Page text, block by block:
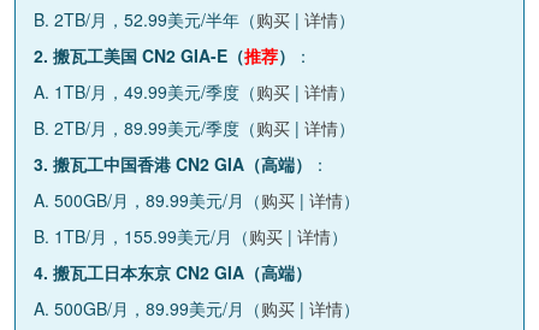
B. 2TB/月，52.99美元/半年（购买 | 详情）
2. 搬瓦工美国 CN2 GIA-E（推荐）
：
A. 1TB/月，49.99美元/季度（购买 | 详情）
B. 2TB/月，89.99美元/季度（购买 | 详情）
3. 搬瓦工中国香港 CN2 GIA（高端）
：
A. 500GB/月，89.99美元/月（购买 | 详情）
B. 1TB/月，155.99美元/月（购买 | 详情）
4. 搬瓦工日本东京 CN2 GIA（高端）
A. 500GB/月，89.99美元/月（购买 | 详情）